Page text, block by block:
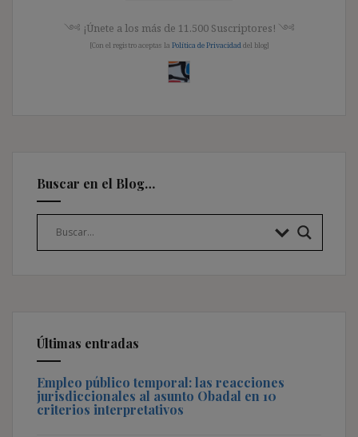
༺ ¡Únete a los más de 11.500 Suscriptores! ༺
[Con el registro aceptas la Política de Privacidad del blog]
Buscar en el Blog…
Últimas entradas
Empleo público temporal: las reacciones
jurisdiccionales al asunto Obadal en 10
criterios interpretativos